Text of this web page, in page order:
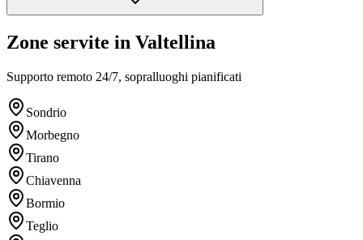
Zone servite in Valtellina
Supporto remoto 24/7, sopralluoghi pianificati
Sondrio
Morbegno
Tirano
Chiavenna
Bormio
Teglio